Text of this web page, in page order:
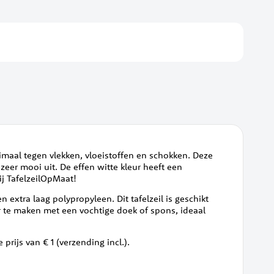
tegen vlekken, vloeistoffen en schokken. Deze
mooi uit. De effen witte kleur heeft een
TafelzeilOpMaat!
extra laag polypropyleen. Dit tafelzeil is geschikt
maken met een vochtige doek of spons, ideaal
van € 1 (verzending incl.).